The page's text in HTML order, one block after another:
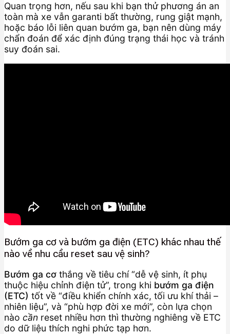
Quan trọng hơn, nếu sau khi bạn thử phương án an
toàn mà xe vẫn garanti bất thường, rung giật mạnh,
hoặc báo lỗi liên quan bướm ga, bạn nên dùng máy
chẩn đoán để xác định đúng trạng thái học và tránh
suy đoán sai.
Bướm ga cơ và bướm ga điện (ETC) khác nhau thế
nào về nhu cầu reset sau vệ sinh?
Bướm ga cơ thắng về tiêu chí “dễ vệ sinh, ít phụ
thuộc hiệu chỉnh điện tử”, trong khi bướm ga điện
(ETC) tốt về “điều khiển chính xác, tối ưu khí thải –
nhiên liệu”, và “phù hợp đời xe mới”, còn lựa chọn
nào cần reset nhiều hơn thì thường nghiêng về ETC
do dữ liệu thích nghi phức tạp hơn.